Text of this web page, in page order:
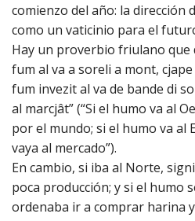
comienzo del año: la dirección
como un vaticinio para el
Hay un proverbio friulano que
fum al va a soreli a mont,
fum invezit al va de bande di
al marcjât” (“Si el humo va al
por el mundo; si el humo va al
vaya al mercado”).
En cambio, si iba al Norte,
poca producción; y si el humo
ordenaba ir a comprar harina